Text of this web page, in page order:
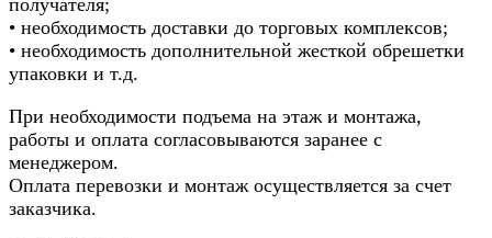
• необходимость доставки до торговых комплексов;
• необходимость дополнительной жесткой обрешетки
упаковки и т.д.
При необходимости подъема на этаж и монтажа,
работы и оплата согласовываются заранее с
менеджером.
Оплата перевозки и монтаж осуществляется за счет
заказчика.